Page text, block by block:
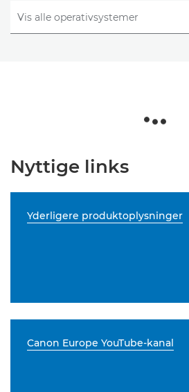
Nyttige links
Yderligere produktoplysninger
Canon Europe YouTube-kanal